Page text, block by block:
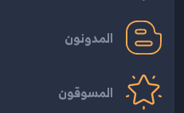
المدونون
المسوقون